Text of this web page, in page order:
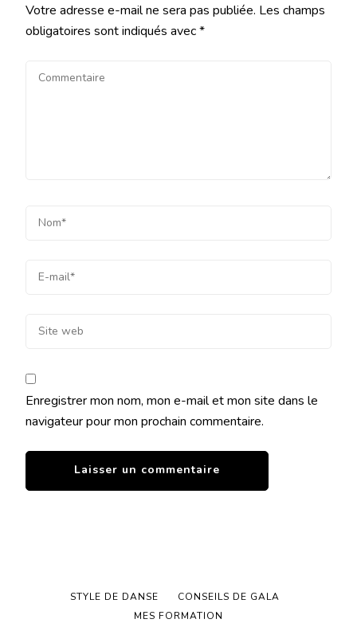
Votre adresse e-mail ne sera pas publiée. Les champs
obligatoires sont indiqués avec*
Enregistrer mon nom, mon e-mail et mon site dans le
navigateur pour mon prochain commentaire.
STYLE DE DANSE
CONSEILS DE GALA
MES FORMATION